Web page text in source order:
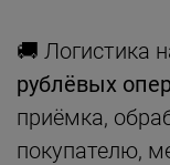
🚚 Логистика
рублёвых
приёмка,
покупателю,